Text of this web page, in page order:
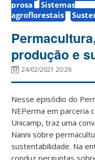
prosa
Sistemas
agroflorestais
produção e
24/02/2021 20:26
Nesse episódio do
NEPerma em parceria
Unicamp, traz uma
Nanni sobre
sustentabilidade. Na
conduz perguntas